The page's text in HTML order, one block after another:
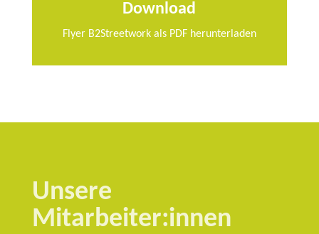
Download
Flyer B2Streetwork als PDF herunterladen
Unsere
Mitarbeiter:innen